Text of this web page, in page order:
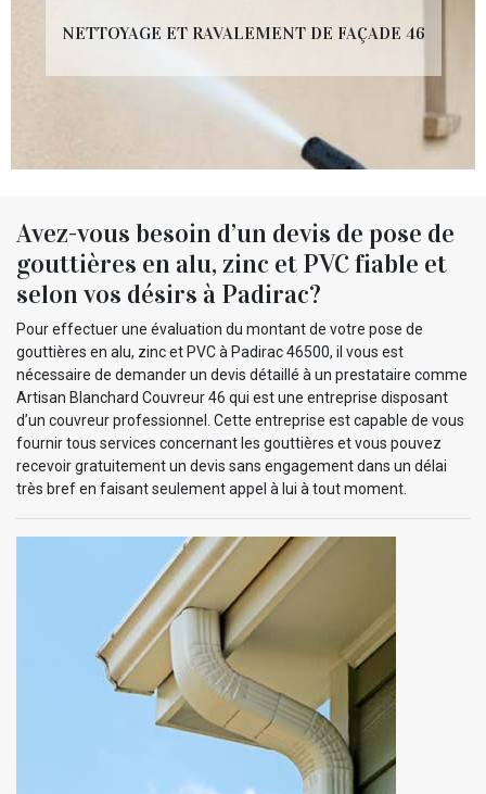
NETTOYAGE ET RAVALEMENT DE FAÇADE 46
Avez-vous besoin d’un devis de pose de
gouttières en alu, zinc et PVC fiable et
selon vos désirs à Padirac?
Pour effectuer une évaluation du montant de votre pose de
gouttières en alu, zinc et PVC à Padirac 46500, il vous est
nécessaire de demander un devis détaillé à un prestataire comme
Artisan Blanchard Couvreur 46 qui est une entreprise disposant
d’un couvreur professionnel. Cette entreprise est capable de vous
fournir tous services concernant les gouttières et vous pouvez
recevoir gratuitement un devis sans engagement dans un délai
très bref en faisant seulement appel à lui à tout moment.